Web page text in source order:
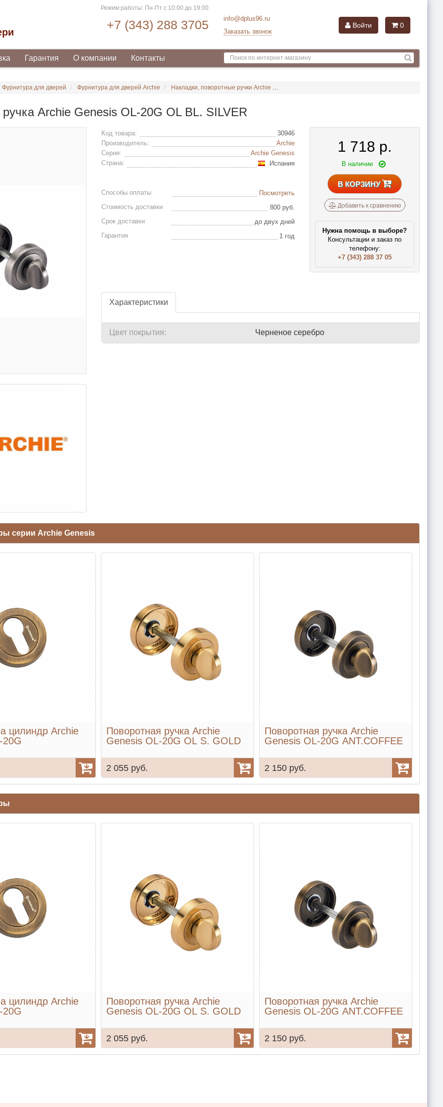
Режим работы: Пн-Пт с 10:00 до 19:00
+7 (343) 288 3705
info@dplus96.ru
Заказать звонок
Войти 0
Гарантия О компании Контакты
Фурнитура для дверей Фурнитура для дверей Archie Накладки, поворотные ручки Archie
Archie Genesis OL-20G OL BL. SILVER
Код товара:
30946
Производитель:
Archie
Серия:
Archie Genesis
Страна:
Испания
Способы оплаты
Посмотреть
Стоимость доставки
800 руб.
Срок доставки
до двух дней
Гарантия
1 год
1 718 р.
В наличии
В КОРЗИНУ
Добавить к сравнению
Нужна помощь в выборе?
Консультации и заказ по
телефону:
+7 (343) 288 37 05
Характеристики
Цвет покрытия: Черненое серебро
серии Archie Genesis
цилиндр Archie
20G
Поворотная ручка Archie
Genesis OL-20G OL S. GOLD
2 055 руб.
Поворотная ручка Archie
Genesis OL-20G ANT.COFFEE
2 150 руб.
цилиндр Archie
20G
Поворотная ручка Archie
Genesis OL-20G OL S. GOLD
2 055 руб.
Поворотная ручка Archie
Genesis OL-20G ANT.COFFEE
2 150 руб.